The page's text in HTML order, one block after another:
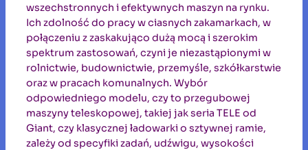
wszechstronnych i efektywnych maszyn na rynku.
Ich zdolność do pracy w ciasnych zakamarkach, w
połączeniu z zaskakująco dużą mocą i szerokim
spektrum zastosowań, czyni je niezastąpionymi w
rolnictwie, budownictwie, przemyśle, szkółkarstwie
oraz w pracach komunalnych. Wybór
odpowiedniego modelu, czy to przegubowej
maszyny teleskopowej, takiej jak seria TELE od
Giant, czy klasycznej ładowarki o sztywnej ramie,
zależy od specyfiki zadań, udźwigu, wysokości